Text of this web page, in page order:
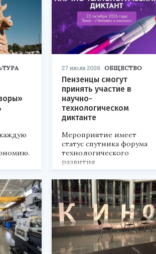
27 июля 2026 ОБЩЕСТВО
Пензенцы смогут
принять участие в
научно-
технологическом
диктанте
Мероприятие имеет
статус спутника форума
технологического
развития
«Технопром-2026».